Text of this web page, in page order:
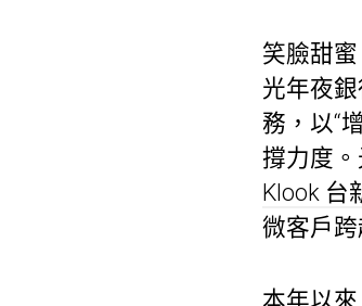
笑臉甜
光年夜
務，以“
撐力度
Klook 台
微客戶
本年以